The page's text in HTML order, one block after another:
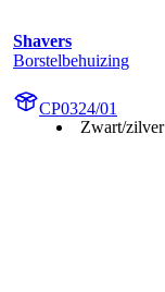
Shavers
Borstelbehuizing
CP0324/01
Zwart/zilver